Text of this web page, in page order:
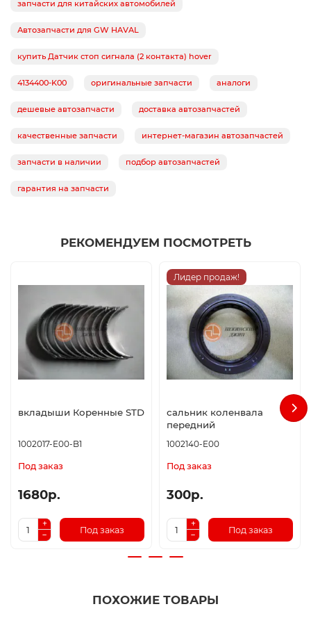
запчасти для китайских автомобилей
Автозапчасти для GW HAVAL
купить Датчик стоп сигнала (2 контакта) hover
4134400-K00 оригинальные запчасти аналоги
дешевые автозапчасти доставка автозапчастей
качественные запчасти интернет-магазин автозапчастей
запчасти в наличии подбор автозапчастей
гарантия на запчасти
РЕКОМЕНДУЕМ ПОСМОТРЕТЬ
вкладыши Коренные STD
1002017-E00-B1
Под заказ
1680р.
Под заказ
Лидер продаж!
сальник коленвала
передний
1002140-E00
Под заказ
300р.
Под заказ
ПОХОЖИЕ ТОВАРЫ